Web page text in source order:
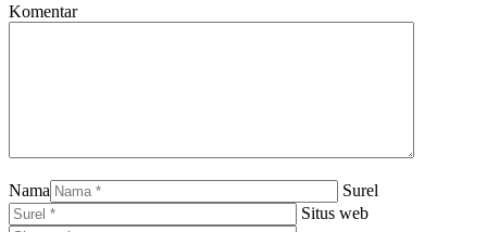
Komentar
Nama
Surel
Situs web